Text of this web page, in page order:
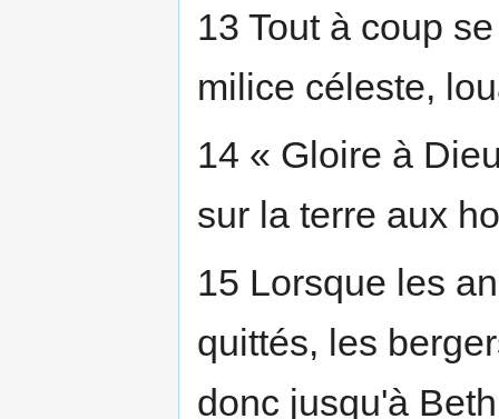
13 Tout à coup
milice céleste,
14 « Gloire à
sur la terre aux
15 Lorsque les
quittés, les
donc jusqu'à